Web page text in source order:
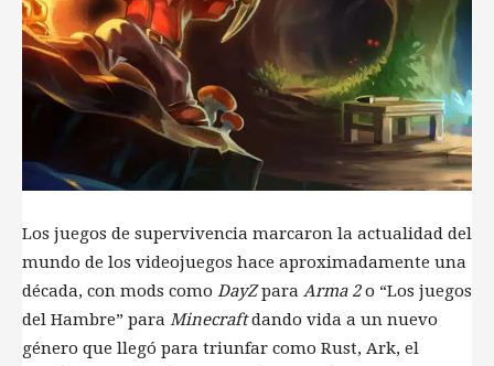
Los juegos de supervivencia marcaron la actualidad del
mundo de los videojuegos hace aproximadamente una
década, con mods como DayZpara Arma 2o “Los juegos
del Hambre” para Minecraftdando vida a un nuevo
género que llegó para triunfar como Rust, Ark, el